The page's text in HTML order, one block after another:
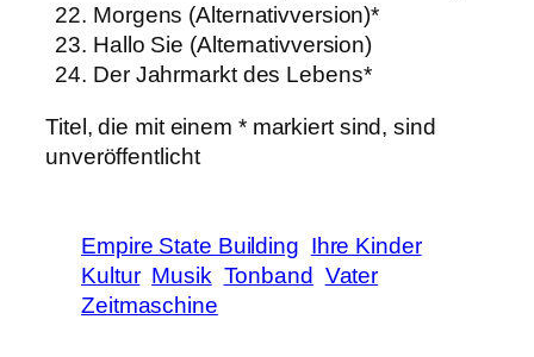
Morgens (Alternativversion)*
Hallo Sie (Alternativversion)
Der Jahrmarkt des Lebens*
Titel, die mit einem * markiert sind, sind
unveröffentlicht
Empire State Building Ihre Kinder
Kultur Musik Tonband Vater
Zeitmaschine